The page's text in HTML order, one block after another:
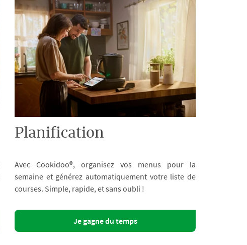
Planification
Avec Cookidoo®, organisez vos menus pour la
semaine et générez automatiquement votre liste de
courses. Simple, rapide, et sans oubli !
Je gagne du temps